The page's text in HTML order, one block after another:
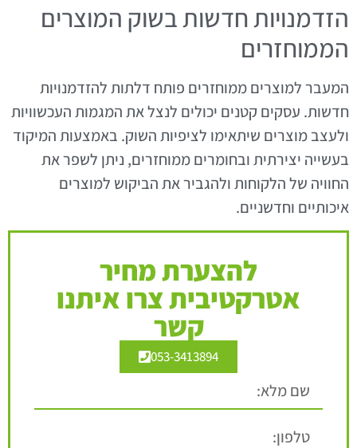
הזדמנויות חדשות בשוק המוצרים
הממוחזרים
המעבר למוצרים ממוחזרים פותח דלתות להזדמנויות
חדשות. עסקים קטנים יכולים לנצל את המגמות העכשוויות
ולעצב מוצרים שיתאימו לציפיות השוק. באמצעות המיקוד
בעשייה יצירתית ובחומרים ממוחזרים, ניתן לשפר את
החוויה של הלקוחות ולהגביר את הביקוש למוצרים
איכותיים וחדשניים.
להצערת מחיר
אטרקטיבית צרו איתנו
קשר
053-3413894